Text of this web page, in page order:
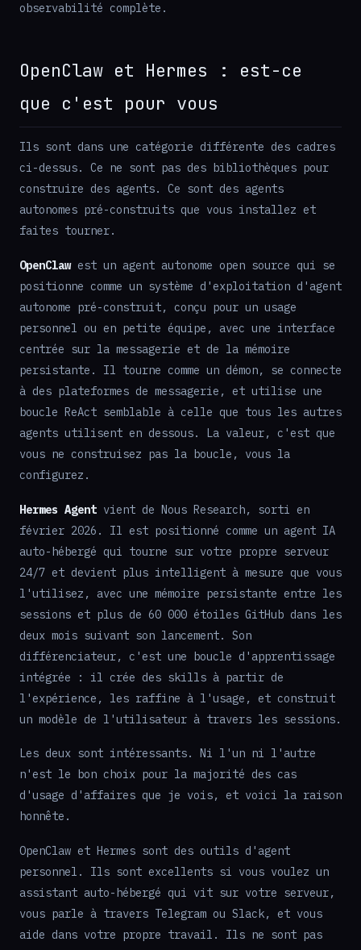
observabilité complète.
OpenClaw et Hermes : est-ce
que c'est pour vous
Ils sont dans une catégorie différente des cadres
ci-dessus. Ce ne sont pas des bibliothèques pour
construire des agents. Ce sont des agents
autonomes pré-construits que vous installez et
faites tourner.
OpenClawest un agent autonome open source qui se
positionne comme un système d'exploitation d'agent
autonome pré-construit, conçu pour un usage
personnel ou en petite équipe, avec une interface
centrée sur la messagerie et de la mémoire
persistante. Il tourne comme un démon, se connecte
à des plateformes de messagerie, et utilise une
boucle ReAct semblable à celle que tous les autres
agents utilisent en dessous. La valeur, c'est que
vous ne construisez pas la boucle, vous la
configurez.
Hermes Agent vient de Nous Research, sorti en
février 2026. Il est positionné comme un agent IA
auto-hébergé qui tourne sur votre propre serveur
24/7 et devient plus intelligent à mesure que vous
l'utilisez, avec une mémoire persistante entre les
sessions et plus de 60 000 étoiles GitHub dans les
deux mois suivant son lancement. Son
différenciateur, c'est une boucle d'apprentissage
intégrée : il crée des skills à partir de
l'expérience, les raffine à l'usage, et construit
un modèle de l'utilisateur à travers les sessions.
Les deux sont intéressants. Ni l'un ni l'autre
n'est le bon choix pour la majorité des cas
d'usage d'affaires que je vois, et voici la raison
honnête.
OpenClaw et Hermes sont des outils d'agent
personnel. Ils sont excellents si vous voulez un
assistant auto-hébergé qui vit sur votre serveur,
vous parle à travers Telegram ou Slack, et vous
aide dans votre propre travail. Ils ne sont pas